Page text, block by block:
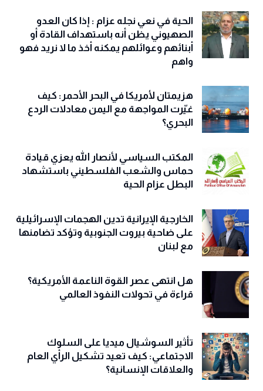
الحية في نعي نجله عزام : إذا كان العدو
الصهيوني يظن أنه باستهداف القادة أو
أبنائهم وعوائلهم يمكنه أخذ ما لا نريد فهو
واهم
هزيمتان لأمريكا في البحر الأحمر: كيف
غيّرت المواجهة مع اليمن معادلات الردع
البحري؟
المكتب السياسي لأنصار الله يعزي قيادة
حماس والشعب الفلسطيني باستشهاد
البطل عزام الحية
الخارجية الإيرانية تدين الهجمات الإسرائيلية
على ضاحية بيروت الجنوبية وتؤكد تضامنها
مع لبنان
هل انتهى عصر القوة الناعمة الأمريكية؟
قراءة في تحولات النفوذ العالمي
تأثير السوشيال ميديا على السلوك
الاجتماعي: كيف تعيد تشكيل الرأي العام
والعلاقات الإنسانية؟